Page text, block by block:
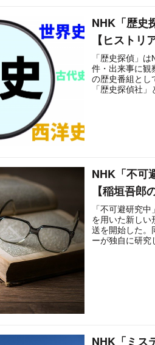
NHK「歴史
【ヒストリ
「歴史探偵」
件・出来事に観
の歴史番組とし
「歴史探偵社
された。そし
としてレギュ
アナウンサーが
NHK「不可
【稲垣吾郎
「不可避研究
を用いた新し
送を開始した。
ーが独自に研究
演する。最新
NHK「ミス